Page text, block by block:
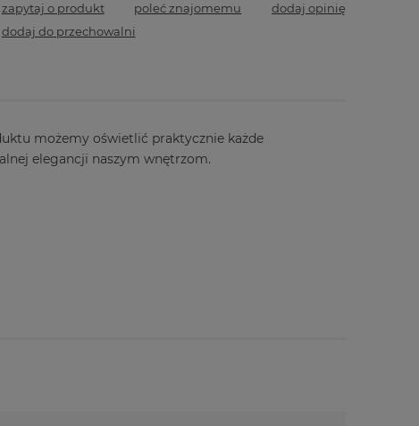
zapytaj o produkt poleć znajomemu
dodaj opinię
dodaj do przechowalni
możemy oświetlić praktycznie każde
elegancji naszym wnętrzom.